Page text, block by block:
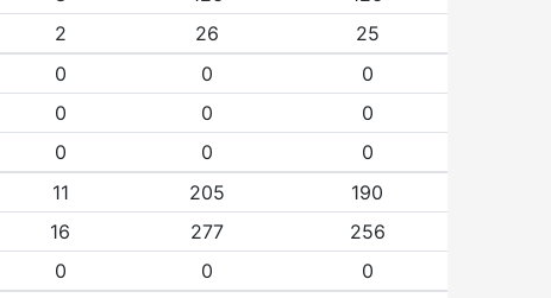
2 26 25
0 0
0
0 0
0
0 0 0
11 205
190
16 277
256
0 0 0